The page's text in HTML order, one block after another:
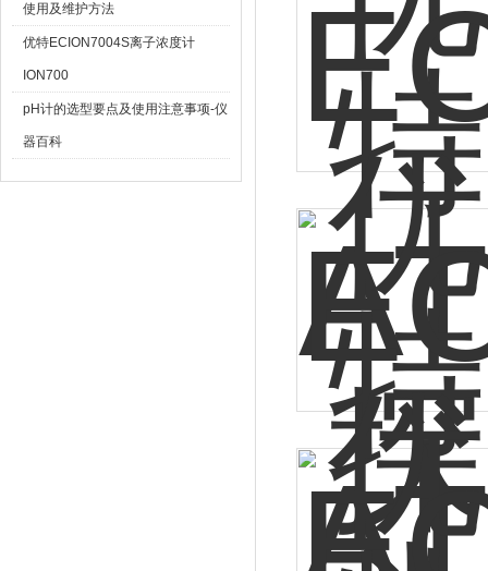
使用及维护方法
优特ECION7004S离子浓度计
ION700
pH计的选型要点及使用注意事项-仪
器百科